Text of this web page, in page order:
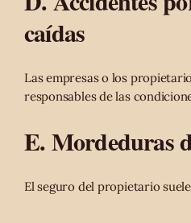
caídas
Las empresas o los
responsables de las
E. Mordeduras
El seguro del propietario